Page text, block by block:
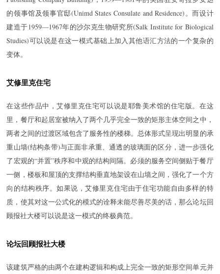
的领事馆及领事官邸(Unimd States Consulate and Residence)。而设计
建造于1959—1967年的沙尔克生物研究所(Salk Institute for Biological
Studies)可以说是在这一模式基础上加入其他语汇方法的一个复杂的
变体。
艾修里克住宅
在这些作品中，艾修里克住宅可以说是耶鲁美术馆的住宅版。在这
里，餐厅和起居室被纳入了两个几乎完全一致的矩形主体空间之中，
两者之间的过渡区域包含了服务性的楼梯。总体形式呈现出明显的承
重山墙(结构条带)与正面非承重、通透的玻璃面的区分，进一步强化
了宏观的“并置”秩序和中观的结构间隔。必须的服务空间侧贴于餐厅
一侧，楼板和屋顶的支撑结构垂直地架设在山墙之间，强化了一个方
向的结构秩序。如果说，艾修里克住宅由于住宅功能自由多样的特
质，使其对这一公式化的模式的诠释未能尽善尽美的话，那么论坛回
顾报社大楼可以说是这一模式的终极典范。
论坛回顾报社大楼
该建筑严格的由两个在建构逻辑和构成上完全一致的矩形空间单元并